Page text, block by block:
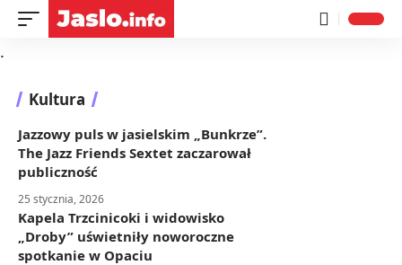
.
Kultura
Jazzowy puls w jasielskim „Bunkrze”.
The Jazz Friends Sextet zaczarował
publiczność
25 stycznia, 2026
Kapela Trzcinicoki i widowisko
„Droby” uświetniły noworoczne
spotkanie w Opaciu